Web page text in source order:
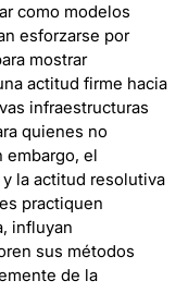
como modelos
esforzarse por
mostrar
actitud firme hacia
infraestructuras
quienes no
embargo, el
la actitud resolutiva
practiquen
influyan
sus métodos
de la